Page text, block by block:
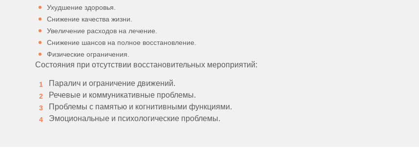
Ухудшение здоровья.
Снижение качества жизни.
Увеличение расходов на лечение.
Снижение шансов на полное восстановление.
Физические ограничения.
Состояния при отсутствии восстановительных мероприятий:
Паралич и ограничение движений.
Речевые и коммуникативные проблемы.
Проблемы с памятью и когнитивными функциями.
Эмоциональные и психологические проблемы.